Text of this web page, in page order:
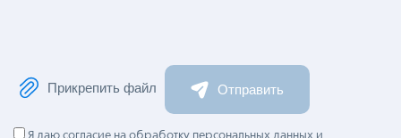
Прикрепить файл Отправить